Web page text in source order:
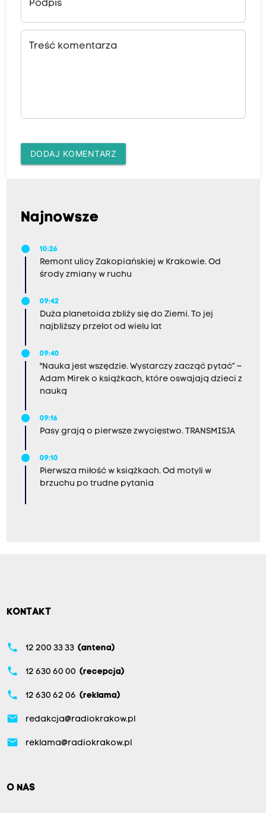
Podpis
Treść komentarza
DODAJ KOMENTARZ
Najnowsze
10:26
Remont ulicy Zakopiańskiej w Krakowie. Od
środy zmiany w ruchu
09:42
Duża planetoida zbliży się do Ziemi. To jej
najbliższy przelot od wielu lat
09:40
"Nauka jest wszędzie. Wystarczy zacząć pytać” –
Adam Mirek o książkach, które oswajają dzieci z
nauką
09:16
Pasy grają o pierwsze zwycięstwo. TRANSMISJA
09:10
Pierwsza miłość w książkach. Od motyli w
brzuchu po trudne pytania
KONTAKT
phone 12 200 33 33 (antena)
phone 12 630 60 00 (recepcja)
phone 12 630 62 06 (reklama)
email redakcja@radiokrakow.pl
email reklama@radiokrakow.pl
O NAS